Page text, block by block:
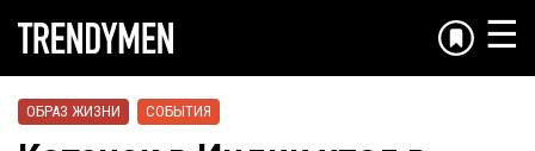
☰
ОБРАЗ ЖИЗНИ СОБЫТИЯ